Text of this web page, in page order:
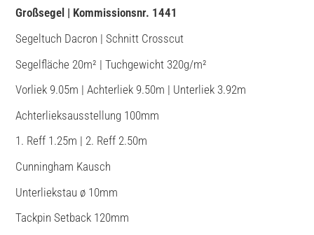
Großsegel | Kommissionsnr. 1441
Segeltuch Dacron | Schnitt Crosscut
Segelfläche 20m² | Tuchgewicht 320g/m²
Vorliek 9.05m | Achterliek 9.50m | Unterliek 3.92m
Achterlieksausstellung 100mm
1. Reff 1.25m | 2. Reff 2.50m
Cunningham Kausch
Unterliekstau ø 10mm
Tackpin Setback 120mm